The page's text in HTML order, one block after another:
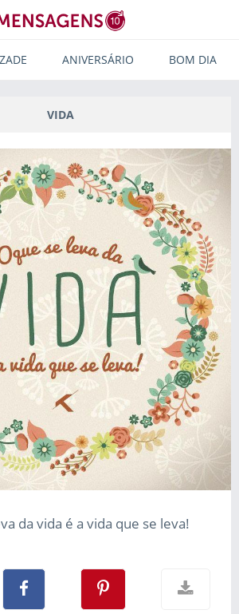
ANIVERSÁRIO BOM DIA
VIDA
da vida é a vida que se leva!